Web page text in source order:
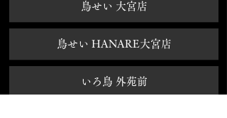
鳥せい 大宮店
鳥せい HANARE大宮店
いろ鳥 外苑前